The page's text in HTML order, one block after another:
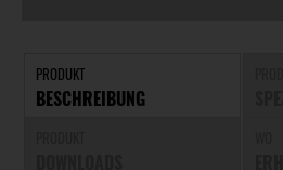
PRODUKT
BESCHREIBUNG